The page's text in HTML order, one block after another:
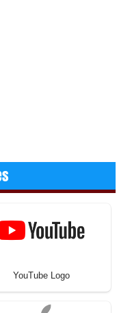
YouTube Logo